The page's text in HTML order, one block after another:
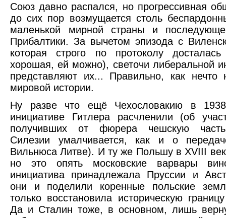
Союз давно распался, но прогрессивная
до сих пор возмущается столь
маленькой мирной страны и
Прибалтики. За вычетом эпизода с
которая строго по протоколу
хорошая, ей можно), светочи либеральной
представляют их... Правильно, как нечто
мировой истории.
Ну разве что ещё Чехословакию в
инициативе Гитлера расчленили (об
получивших от фюрера чешскую
Силезии умалчивается, как и о
Вильнюса Литве). И ту же Польшу в XVIII
но это опять московские варвары
инициатива принадлежала Пруссии и
они и поделили коренные польские
только восстановила историческую
Да и Сталин тоже, в основном, лишь